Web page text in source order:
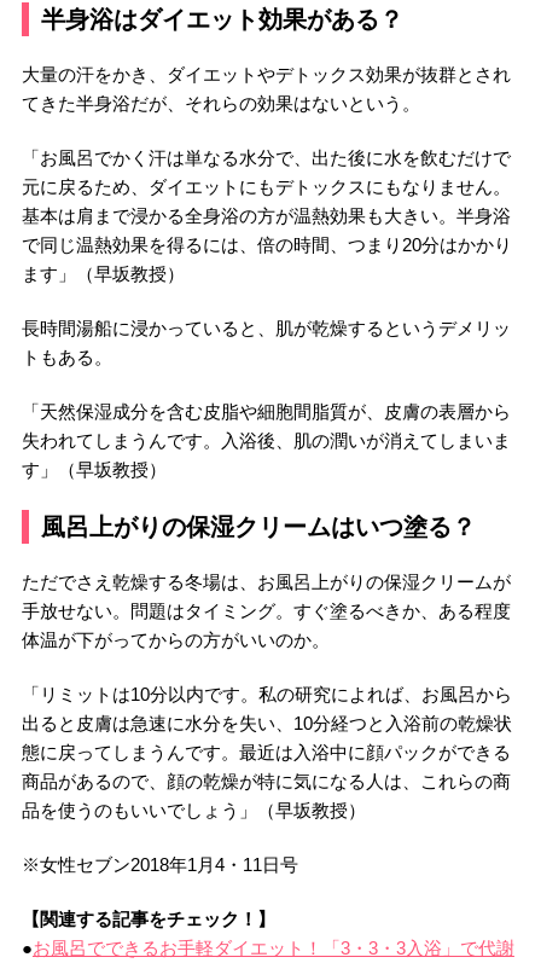
半身浴はダイエット効果がある？
大量の汗をかき、ダイエットやデトックス効果が抜群とされ
てきた半身浴だが、それらの効果はないという。
「お風呂でかく汗は単なる水分で、出た後に水を飲むだけで
元に戻るため、ダイエットにもデトックスにもなりません。
基本は肩まで浸かる全身浴の方が温熱効果も大きい。半身浴
で同じ温熱効果を得るには、倍の時間、つまり20分はかかり
ます」（早坂教授）
長時間湯船に浸かっていると、肌が乾燥するというデメリッ
トもある。
「天然保湿成分を含む皮脂や細胞間脂質が、皮膚の表層から
失われてしまうんです。入浴後、肌の潤いが消えてしまいま
す」（早坂教授）
風呂上がりの保湿クリームはいつ塗る？
ただでさえ乾燥する冬場は、お風呂上がりの保湿クリームが
手放せない。問題はタイミング。すぐ塗るべきか、ある程度
体温が下がってからの方がいいのか。
「リミットは10分以内です。私の研究によれば、お風呂から
出ると皮膚は急速に水分を失い、10分経つと入浴前の乾燥状
態に戻ってしまうんです。最近は入浴中に顔パックができる
商品があるので、顔の乾燥が特に気になる人は、これらの商
品を使うのもいいでしょう」（早坂教授）
※女性セブン2018年1月4・11日号
【関連する記事をチェック！】
●お風呂でできるお手軽ダイエット！「3・3・3入浴」で代謝